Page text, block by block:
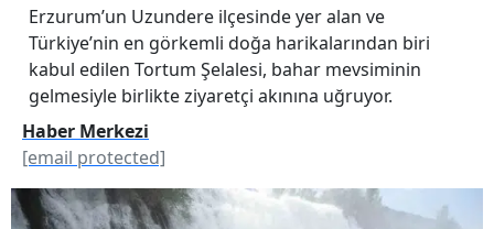
Erzurum’un Uzundere ilçesinde yer alan ve
Türkiye’nin en görkemli doğa harikalarından biri
kabul edilen Tortum Şelalesi, bahar mevsiminin
gelmesiyle birlikte ziyaretçi akınına uğruyor.
Haber Merkezi
[email protected]